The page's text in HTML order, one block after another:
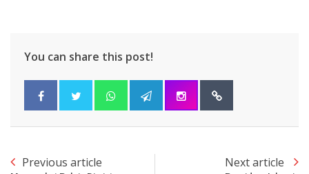
You can share this post!
Previous article Next article